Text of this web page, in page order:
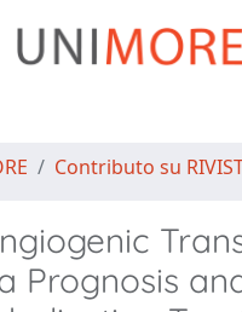
Contributo su
Prognosis